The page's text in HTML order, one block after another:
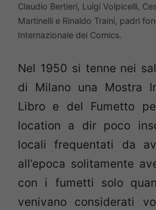
Claudio Bertieri, Luigi Volpicelli,
Martinelli e Rinaldo Traini, padri
Internazionale dei Comics.
Nel 1950 si tenne nei
di Milano una Mostra
Libro e del Fumetto
location a dir poco
locali frequentati da
all’epoca solitamente
con i fumetti solo
venivano considerati